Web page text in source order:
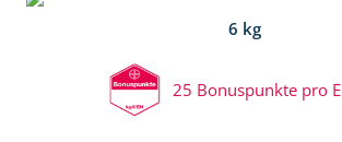
6 kg
25 Bonuspunkte pro